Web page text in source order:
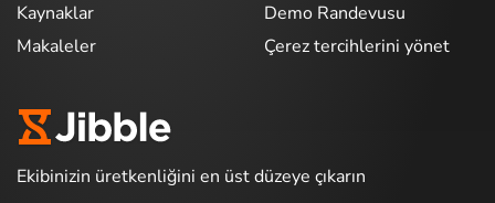
Kaynaklar
Makaleler
Demo Randevusu
Çerez tercihlerini yönet
Ekibinizin üretkenliğini en üst düzeye çıkarın